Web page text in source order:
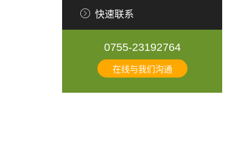
快速联系
0755-23192764
在线与我们沟通